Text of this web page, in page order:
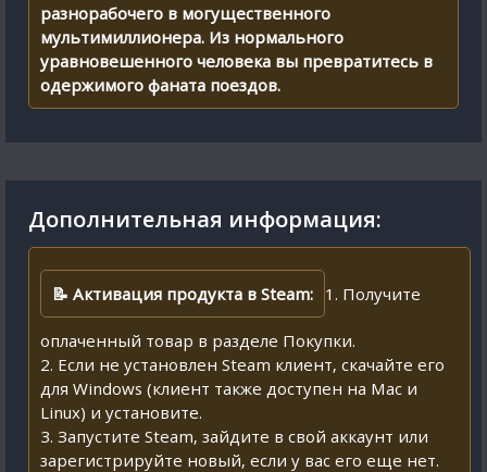
разнорабочего в могущественного
мультимиллионера. Из нормального
уравновешенного человека вы превратитесь в
одержимого фаната поездов.
Дополнительная информация:
📝 Активация продукта в Steam: 1. Получите
оплаченный товар в разделе Покупки.
2. Если не установлен Steam клиент, скачайте его
для Windows (клиент также доступен на Mac и
Linux) и установите.
3. Запустите Steam, зайдите в свой аккаунт или
зарегистрируйте новый, если у вас его еще нет.